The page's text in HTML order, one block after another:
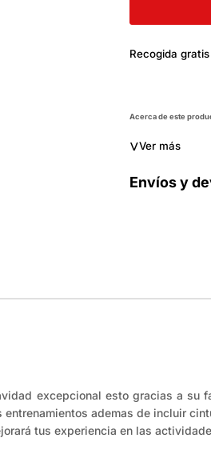
Recogida
Acerca de este
˅Ver más
Envíos y
excepcional esto gracias a su
ademas de incluir
tus experiencia en las